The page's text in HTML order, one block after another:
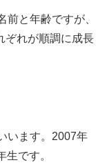
前と年齢ですが、
ぞれが順調に成長
います。2007年
生です。